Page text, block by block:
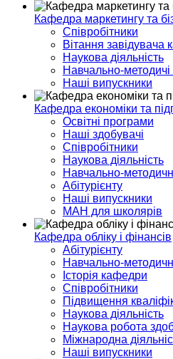
Кафедра маркетингу та
Співробітники
Вітання завідувача
Наукова діяльність
Навчально-методичі
Наші випускники
Кафедра економіки та
Освітні програми
Наші здобувачі
Співробітники
Наукова діяльність
Навчально-
Абітурієнту
Наші випускники
МАН для школярів
Кафедра обліку і фінансів
Абітурієнту
Навчально-
Історія кафедри
Співробітники
Підвищення
Наукова діяльність
Наукова робота
Міжнародна
Наші випускники